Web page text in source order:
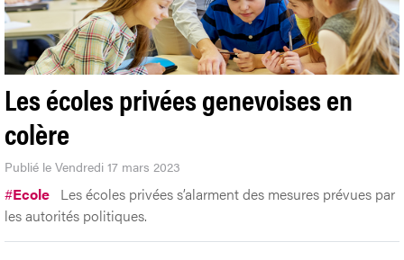
Les écoles privées genevoises en
colère
Publié le Vendredi 17 mars 2023
#Ecole Les écoles privées s’alarment des mesures prévues par
les autorités politiques.